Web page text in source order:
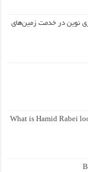
نوین در خدمت زمین‌های
What is Hamid Rabei